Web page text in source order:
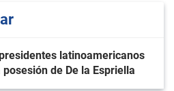
latinoamericanos
de De la Espriella